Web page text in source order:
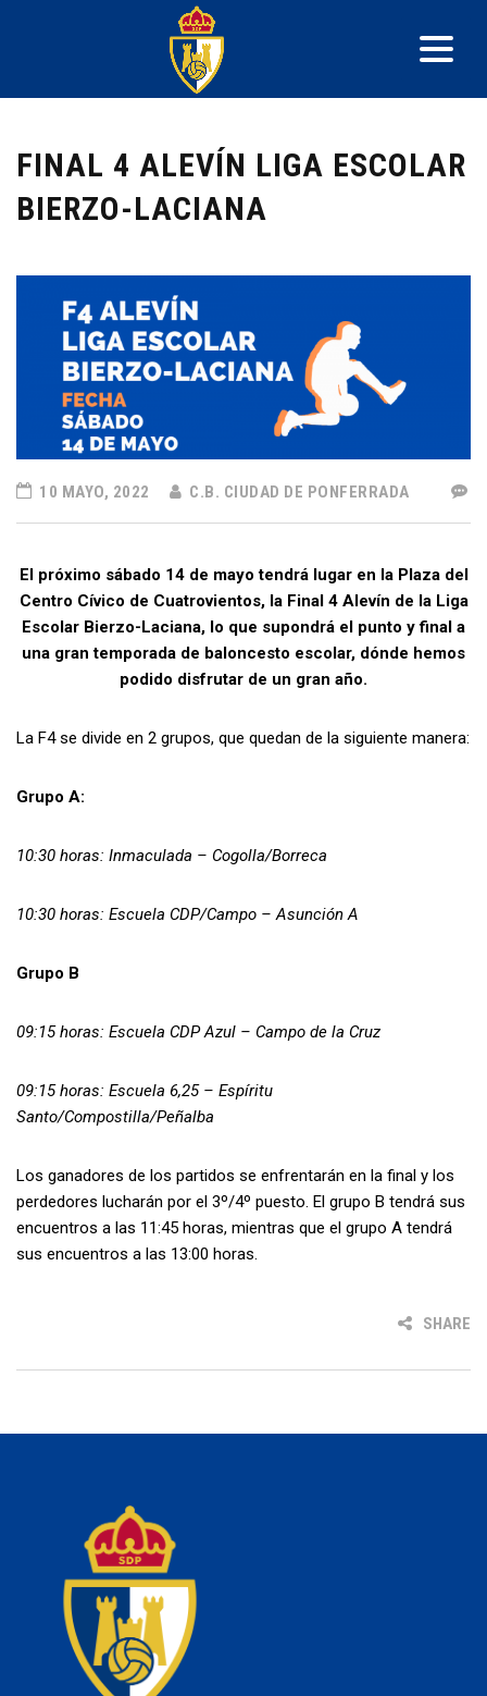
FINAL 4 ALEVÍN LIGA ESCOLAR
BIERZO-LACIANA
10 MAYO, 2022 C.B. CIUDAD DE PONFERRADA
El próximo sábado 14 de mayo tendrá lugar en la Plaza del
Centro Cívico de Cuatrovientos, la Final 4 Alevín de la Liga
Escolar Bierzo-Laciana, lo que supondrá el punto y final a
una gran temporada de baloncesto escolar, dónde hemos
podido disfrutar de un gran año.
La F4 se divide en 2 grupos, que quedan de la siguiente manera:
Grupo A:
10:30 horas: Inmaculada – Cogolla/Borreca
10:30 horas: Escuela CDP/Campo – Asunción A
Grupo B
09:15 horas: Escuela CDP Azul – Campo de la Cruz
09:15 horas: Escuela 6,25 – Espíritu
Santo/Compostilla/Peñalba
Los ganadores de los partidos se enfrentarán en la final y los
perdedores lucharán por el 3º/4º puesto. El grupo B tendrá sus
encuentros a las 11:45 horas, mientras que el grupo A tendrá
sus encuentros a las 13:00 horas.
SHARE